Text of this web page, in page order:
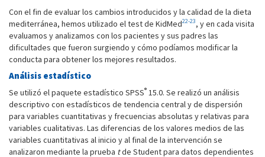
Con el fin de evaluar los cambios introducidos y la calidad de la dieta
mediterránea, hemos utilizado el test de KidMed22-23, y en cada visita
evaluamos y analizamos con los pacientes y sus padres las
dificultades que fueron surgiendo y cómo podíamos modificar la
conducta para obtener los mejores resultados.
Análisis estadístico
Se utilizó el paquete estadístico SPSS® 15.0. Se realizó un análisis
descriptivo con estadísticos de tendencia central y de dispersión
para variables cuantitativas y frecuencias absolutas y relativas para
variables cualitativas. Las diferencias de los valores medios de las
variables cuantitativas al inicio y al final de la intervención se
analizaron mediante la prueba tde Student para datos dependientes